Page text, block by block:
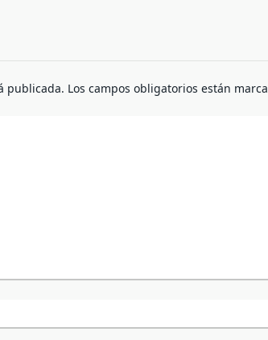
publicada. Los campos obligatorios están